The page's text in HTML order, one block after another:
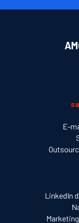
E-
LinkedIn